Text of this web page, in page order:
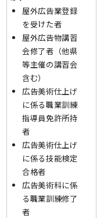
屋外広告業登録
を受けた者
屋外広告物講習
会修了者（他県
等主催の講習会
含む）
広告美術仕上げ
に係る職業訓練
指導員免許所持
者
広告美術仕上げ
に係る技能検定
合格者
広告美術科に係
る職業訓練修了
者